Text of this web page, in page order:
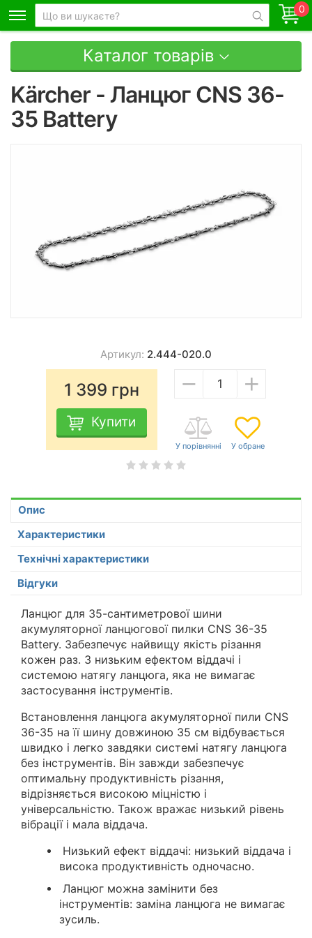
0
Каталог товарів
Kärcher - Ланцюг CNS 36-
35 Battery
Артикул: 2.444-020.0
1 399 грн
Купити
− +
Опис
Характеристики
Технічні характеристики
Відгуки
Ланцюг для 35-сантиметрової шини
акумуляторної ланцюгової пилки CNS 36-35
Battery. Забезпечує найвищу якість різання
кожен раз. З низьким ефектом віддачі і
системою натягу ланцюга, яка не вимагає
застосування інструментів.
Встановлення ланцюга акумуляторної пили CNS
36-35 на її шину довжиною 35 см відбувається
швидко і легко завдяки системі натягу ланцюга
без інструментів. Він завжди забезпечує
оптимальну продуктивність різання,
відрізняється високою міцністю і
універсальністю. Також вражає низький рівень
вібрації і мала віддача.
Низький ефект віддачі: низький віддача і
висока продуктивність одночасно.
Ланцюг можна замінити без
інструментів: заміна ланцюга не вимагає
зусиль.